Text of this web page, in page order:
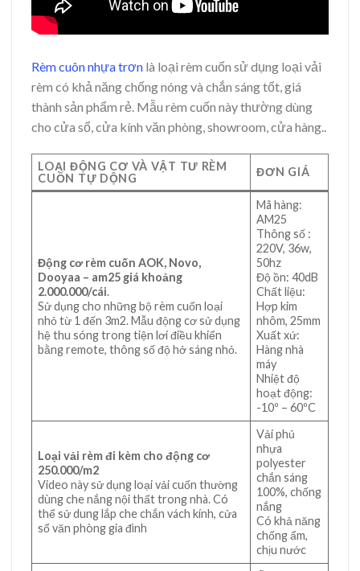
Rèm cuôn nhựa trơn là loại rèm cuốn sử dụng loại vải
rèm có khả năng chống nóng và chắn sáng tốt, giá
thành sản phẩm rẻ. Mẫu rèm cuốn này thường dùng
cho cửa sổ, cửa kính văn phòng, showroom, cửa hàng..
LOẠI ĐỘNG CƠ VÀ VẬT TƯ RÈM
CUỐN TỰ DỘNG
ĐƠN GIÁ
Động cơ rèm cuốn AOK, Novo,
Dooyaa – am25 giá khoảng
2.000.000/cái.
Sử dụng cho những bộ rèm cuốn loại
nhỏ từ 1 đến 3m2. Mẫu động cơ sử dụng
hệ thu sóng trong tiện lơi điều khiển
bằng remote, thông số độ hở sáng nhỏ.
Mã hàng:
AM25
Thông số :
220V, 36w,
50hz
Độ ồn: 40dB
Chất liệu:
Hợp kim
nhôm, 25mm
Xuất xứ:
Hàng nhà
máy
Nhiệt độ
hoạt động:
-10º – 60ºC
Loại vải rèm đi kèm cho động cơ
250.000/m2
Video này sử dụng loại vải cuốn thường
dùng che nắng nội thất trong nhà. Có
thể sử dung lắp che chắn vách kính, cửa
sổ văn phòng gia đình
Vải phủ
nhựa
polyester
chắn sáng
100%, chống
nắng
Có khả năng
chống ẩm,
chịu nước